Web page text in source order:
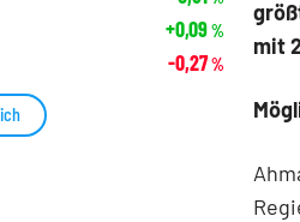
mit
+0,09%
-0,27%